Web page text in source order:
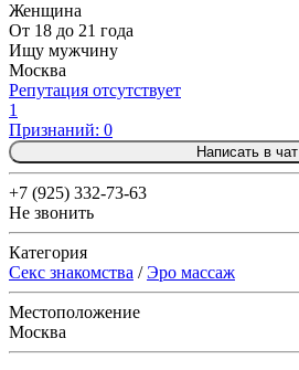
Женщина
От 18 до 21 года
Ищу мужчину
Москва
Репутация отсутствует
1
Признаний: 0
Написать в чат
+7 (925) 332-73-63
Не звонить
Категория
Секс знакомства /Эро массаж
Местоположение
Москва